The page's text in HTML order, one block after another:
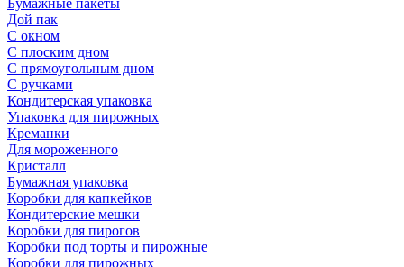
Бумажные пакеты
Дой пак
С окном
С плоским дном
С прямоугольным дном
С ручками
Кондитерская упаковка
Упаковка для пирожных
Креманки
Для мороженного
Кристалл
Бумажная упаковка
Коробки для капкейков
Кондитерские мешки
Коробки для пирогов
Коробки под торты и пирожные
Коробки для пирожных